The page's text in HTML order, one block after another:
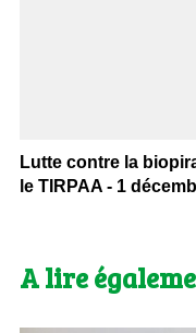
Lutte contre la
le TIRPAA - 1
A lire